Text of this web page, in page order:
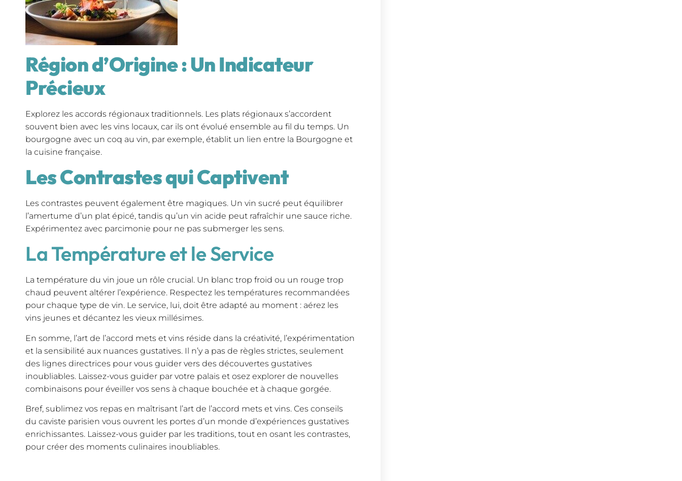
Région d’Origine : Un Indicateur
Précieux
Explorez les accords régionaux traditionnels. Les plats régionaux s’accordent
souvent bien avec les vins locaux, car ils ont évolué ensemble au fil du temps. Un
bourgogne avec un coq au vin, par exemple, établit un lien entre la Bourgogne et
la cuisine française.
Les Contrastes qui Captivent
Les contrastes peuvent également être magiques. Un vin sucré peut équilibrer
l’amertume d’un plat épicé, tandis qu’un vin acide peut rafraîchir une sauce riche.
Expérimentez avec parcimonie pour ne pas submerger les sens.
La Température et le Service
La température du vin joue un rôle crucial. Un blanc trop froid ou un rouge trop
chaud peuvent altérer l’expérience. Respectez les températures recommandées
pour chaque type de vin. Le service, lui, doit être adapté au moment : aérez les
vins jeunes et décantez les vieux millésimes.
En somme, l’art de l’accord mets et vins réside dans la créativité, l’expérimentation
et la sensibilité aux nuances gustatives. Il n’y a pas de règles strictes, seulement
des lignes directrices pour vous guider vers des découvertes gustatives
inoubliables. Laissez-vous guider par votre palais et osez explorer de nouvelles
combinaisons pour éveiller vos sens à chaque bouchée et à chaque gorgée.
Bref, sublimez vos repas en maîtrisant l’art de l’accord mets et vins. Ces conseils
du caviste parisien vous ouvrent les portes d’un monde d’expériences gustatives
enrichissantes. Laissez-vous guider par les traditions, tout en osant les contrastes,
pour créer des moments culinaires inoubliables.